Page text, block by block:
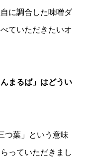
に調合した味噌ダ
ていただきたいオ
まるば」はどうい
葉」という意味
っていただきまし